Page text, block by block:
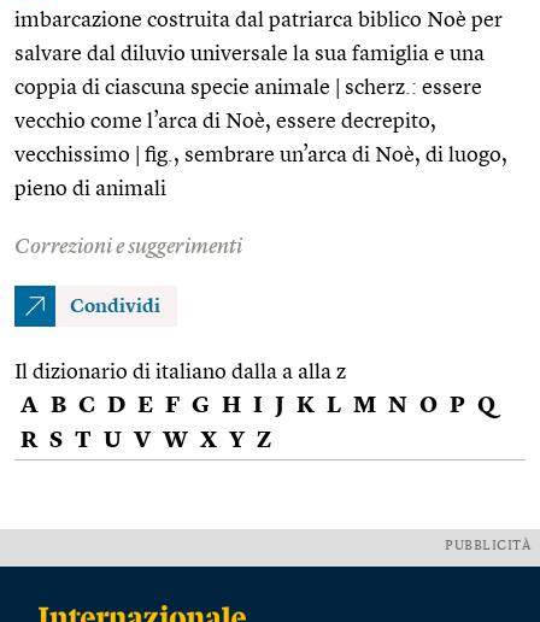
imbarcazione costruita dal patriarca biblico Noè per
salvare dal diluvio universale la sua famiglia e una
coppia di ciascuna specie animale | scherz.: essere
vecchio come l’arca di Noè, essere decrepito,
vecchissimo | fig., sembrare un’arca di Noè, di luogo,
pieno di animali
Correzioni e suggerimenti
Condividi
Il dizionario di italiano dalla a alla z
A B C D E F G H I J K L M N O P Q
R S T U V W X Y Z
PUBBLICITÀ